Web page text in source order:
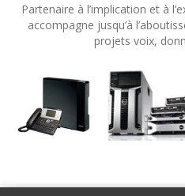
Partenaire à l’implication et à
accompagne jusqu’à
projets voix,